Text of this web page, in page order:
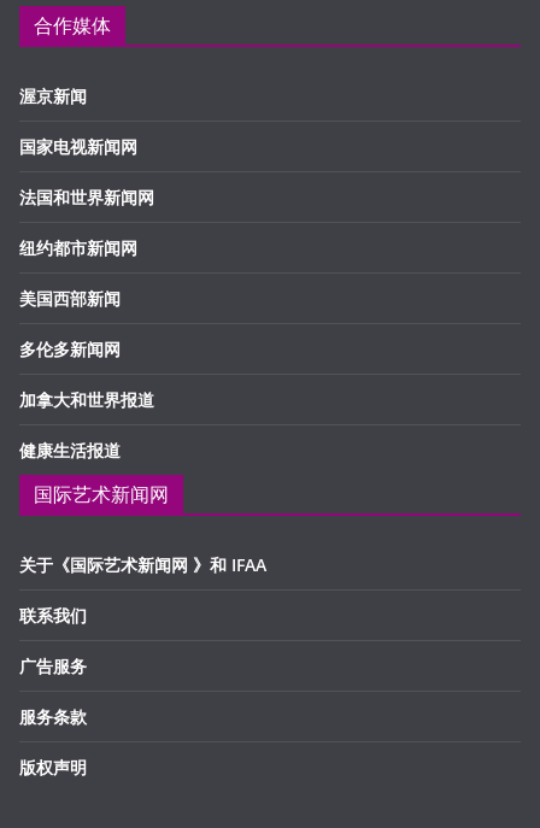
合作媒体
渥京新闻
国家电视新闻网
法国和世界新闻网
纽约都市新闻网
美国西部新闻
多伦多新闻网
加拿大和世界报道
健康生活报道
国际艺术新闻网
关于《国际艺术新闻网 》和 IFAA
联系我们
广告服务
服务条款
版权声明